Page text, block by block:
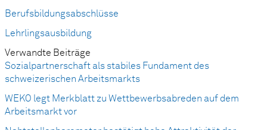
Berufsbildungsabschlüsse
Lehrlingsausbildung
Verwandte Beiträge
Sozialpartnerschaft als stabiles Fundament des
schweizerischen Arbeitsmarkts
WEKO legt Merkblatt zu Wettbewerbsabreden auf dem
Arbeitsmarkt vor